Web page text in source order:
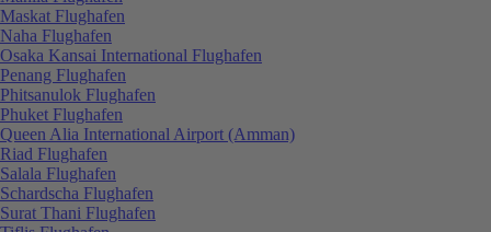
Maskat Flughafen
Naha Flughafen
Osaka Kansai International Flughafen
Penang Flughafen
Phitsanulok Flughafen
Phuket Flughafen
Queen Alia International Airport (Amman)
Riad Flughafen
Salala Flughafen
Schardscha Flughafen
Surat Thani Flughafen